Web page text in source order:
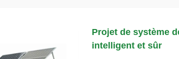
Projet de système
intelligent et sûr